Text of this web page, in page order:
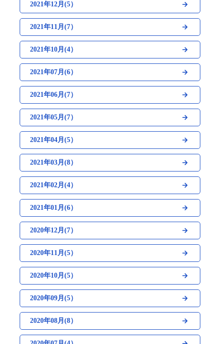
2021年12月(5）
2021年11月(7）
2021年10月(4）
2021年07月(6）
2021年06月(7）
2021年05月(7）
2021年04月(5）
2021年03月(8）
2021年02月(4）
2021年01月(6）
2020年12月(7）
2020年11月(5）
2020年10月(5）
2020年09月(5）
2020年08月(8）